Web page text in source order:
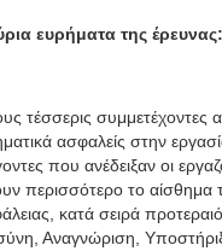
ευρήματα της έρευνας:
τέσσερις συμμετέχοντες
ασφαλείς στην
που ανέδειξαν οι
περισσότερο το αίσθημα
κατά σειρά
Αναγνώριση,